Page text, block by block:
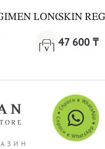
BEAUTY ROUTINE
LONGEVITY
SKIN
47 600 ₸